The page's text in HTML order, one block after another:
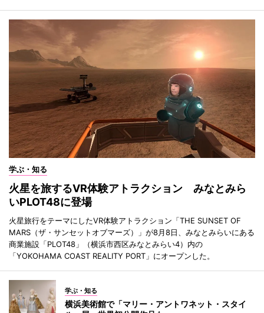
学ぶ・知る
火星を旅するVR体験アトラクション みなとみら
いPLOT48に登場
火星旅行をテーマにしたVR体験アトラクション「THE SUNSET OF
MARS（ザ・サンセットオブマーズ）」が8月8日、みなとみらいにある
商業施設「PLOT48」（横浜市西区みなとみらい4）内の
「YOKOHAMA COAST REALITY PORT」にオープンした。
学ぶ・知る
横浜美術館で「マリー・アントワネット・スタイ